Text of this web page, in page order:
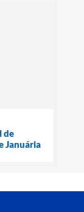
de
Januária